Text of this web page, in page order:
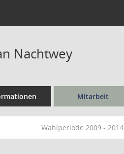
Nachtwey
Mitarbeit
Wahlperiode 2009 - 2014